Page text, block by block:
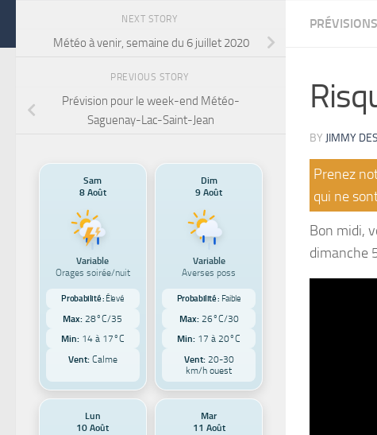
PRÉVISIONS
BY JIMMY
Prenez
qui ne
Bon midi,
dimanche
NEXT STORY
Météo à venir, semaine du 6 juillet 2020
PREVIOUS STORY
Prévision pour le week-end Météo-
Saguenay-Lac-Saint-Jean
Sam
8 Août
Variable
Orages soirée/nuit
Probabilité : Élevé
Max: 28°C/35
Min: 14 à 17°C
Vent:Calme
Dim
9 Août
Variable
Averses poss
Probabilité : Faible
Max: 26°C/30
Min: 17 à 20°C
Vent:20-30
km/h ouest
Lun
10 Août
Mar
11 Août